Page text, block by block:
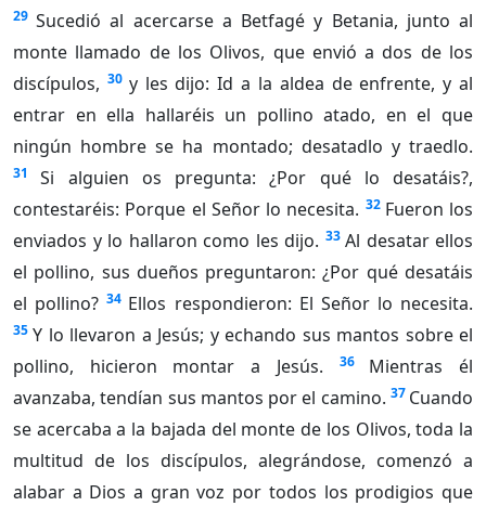
29 Sucedió al acercarse a Betfagé y Betania, junto al
monte llamado de los Olivos, que envió a dos de los
discípulos, 30 y les dijo: Id a la aldea de enfrente, y al
entrar en ella hallaréis un pollino atado, en el que
ningún hombre se ha montado; desatadlo y traedlo.
31
Si alguien os pregunta: ¿Por qué lo desatáis?,
contestaréis: Porque el Señor lo necesita. 32 Fueron los
enviados y lo hallaron como les dijo. 33 Al desatar ellos
el pollino, sus dueños preguntaron: ¿Por qué desatáis
el pollino? 34 Ellos respondieron: El Señor lo necesita.
35 Y lo llevaron a Jesús; y echando sus mantos sobre el
pollino, hicieron montar a Jesús.
36
Mientras él
avanzaba, tendían sus mantos por el camino. 37 Cuando
se acercaba a la bajada del monte de los Olivos, toda la
multitud de los discípulos, alegrándose, comenzó a
alabar a Dios a gran voz por todos los prodigios que